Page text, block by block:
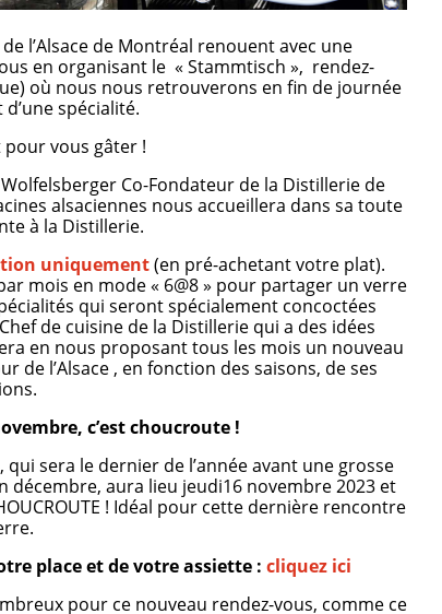
l’Alsace de Montréal renouent avec une
en organisant le « Stammtisch », rendez-
où nous nous retrouverons en fin de journée
spécialité.
vous gâter !
Co-Fondateur de la Distillerie de
alsaciennes nous accueillera dans sa toute
à la Distillerie.
uniquement(en pré-achetant votre plat).
mois en mode « 6@8 » pour partager un verre
qui seront spécialement concoctées
de cuisine de la Distillerie qui a des idées
en nous proposant tous les mois un nouveau
de l’Alsace , en fonction des saisons, de ses
c’est choucroute !
sera le dernier de l’année avant une grosse
décembre, aura lieu jeudi16 novembre 2023 et
! Idéal pour cette dernière rencontre
place et de votre assiette : cliquez ici
pour ce nouveau rendez-vous, comme ce